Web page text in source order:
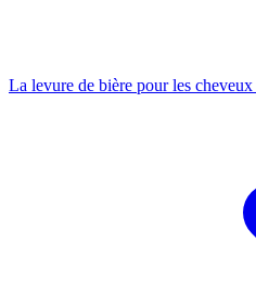
La levure de bière pour les cheveux